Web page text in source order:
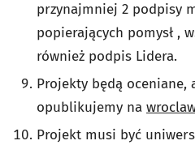
przynajmniej 2 podpisy
popierających pomysł ,
również podpis Lidera.
Projekty będą oceniane,
opublikujemy na
Projekt musi być